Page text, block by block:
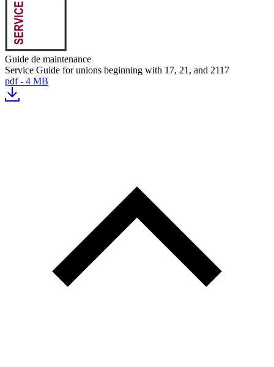
Guide de maintenance
Service Guide for unions beginning with 17, 21, and 2117
pdf - 4 MB